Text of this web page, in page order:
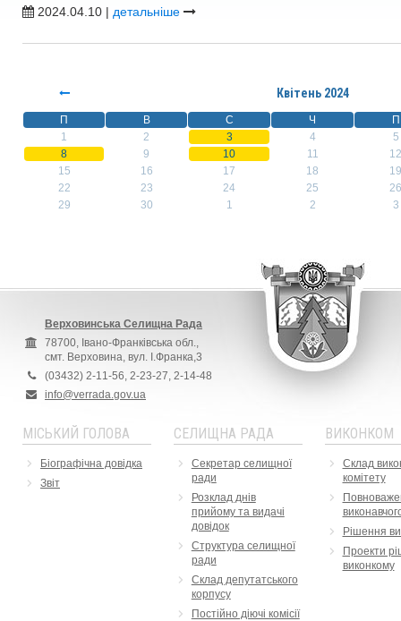
2024.04.10 | детальніше
Квітень 2024
П В С Ч
П
1
2 3 4
5
8
9 10 11
12
15
16 17 18
19
22
23 24 25
26
29
30 1 2 3
Верховинська Селищна Рада
78700, Івано-Франківська обл.,
смт. Верховина, вул. І.Франка,3
(03432) 2-11-56, 2-23-27, 2-14-48
info@verrada.gov.ua
МІСЬКИЙ ГОЛОВА
Біографічна довідка
Звіт
СЕЛИЩНА РАДА
Секретар селищної
ради
Розклад днів
прийому та видачі
довідок
Структура селищної
ради
Склад депутатського
корпусу
Постійно діючі комісії
ВИКОНКОМ
Склад
комітету
Рішення
Проекти
виконкому